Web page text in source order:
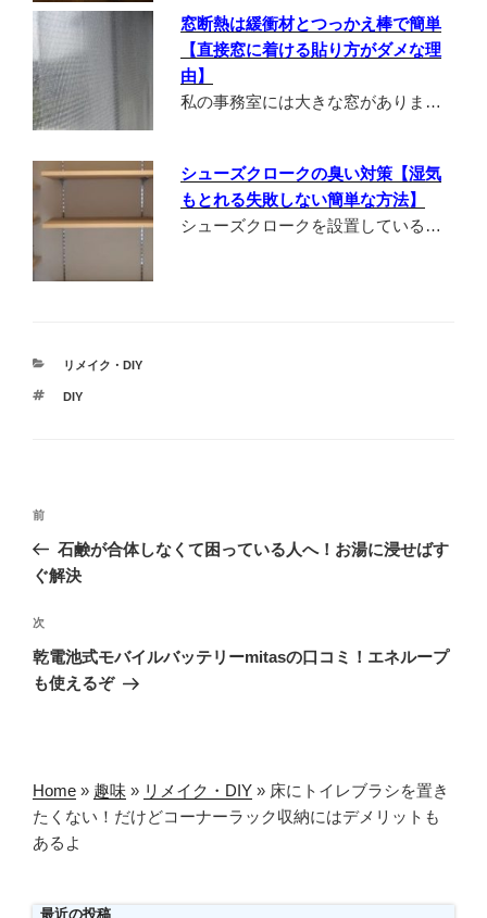
窓断熱は緩衝材とつっかえ棒で簡単
【直接窓に着ける貼り方がダメな理
由】
私の事務室には大きな窓がありま…
シューズクロークの臭い対策【湿気
もとれる失敗しない簡単な方法】
シューズクロークを設置している…
カ
ゴ
リメイク・DIY
タ
DIY
投
ナ
ゲ
ー
シ
前
の
投
前
石鹸が合体しなくて困っている人へ！お湯に浸せばす
ぐ解決
次
の
投
次
乾電池式モバイルバッテリーmitasの口コミ！エネループ
も使えるぞ
Home » 趣味 » リメイク・DIY » 床にトイレブラシを置き
たくない！だけどコーナーラック収納にはデメリットも
あるよ
最近の投稿